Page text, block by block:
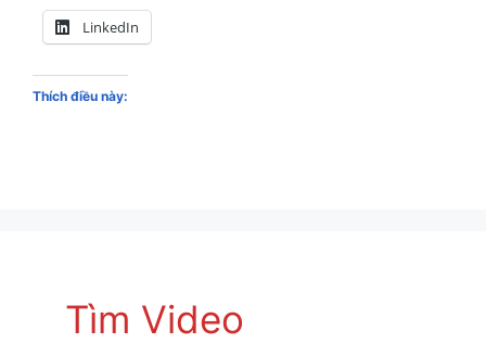
LinkedIn
Thích điều này:
Tìm Video